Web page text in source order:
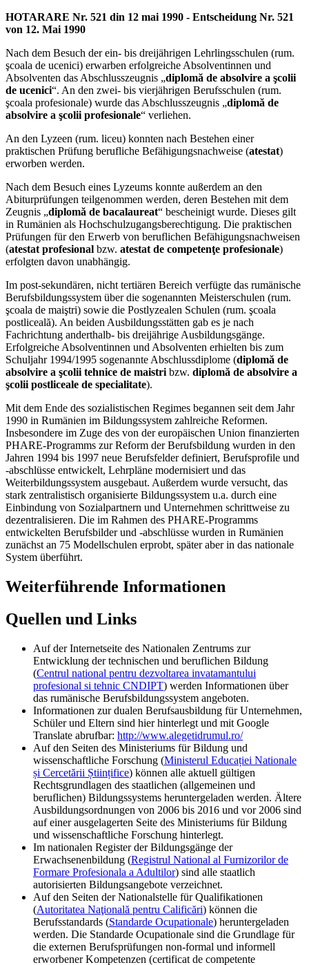
HOTARARE Nr. 521 din 12 mai 1990 - Entscheidung Nr. 521
von 12. Mai 1990
Nach dem Besuch der ein- bis dreijährigen Lehrlingsschulen (rum.
şcoala de ucenici) erwarben erfolgreiche Absolventinnen und
Absolventen das Abschlusszeugnis „diplomă de absolvire a şcolii
de ucenici“. An den zwei- bis vierjährigen Berufsschulen (rum.
şcoala profesionale) wurde das Abschlusszeugnis „diplomă de
absolvire a şcolii profesionale“ verliehen.
An den Lyzeen (rum. liceu) konnten nach Bestehen einer
praktischen Prüfung berufliche Befähigungsnachweise (atestat)
erworben werden.
Nach dem Besuch eines Lyzeums konnte außerdem an den
Abiturprüfungen teilgenommen werden, deren Bestehen mit dem
Zeugnis „diplomă de bacalaureat“ bescheinigt wurde. Dieses gilt
in Rumänien als Hochschulzugangsberechtigung. Die praktischen
Prüfungen für den Erwerb von beruflichen Befähigungsnachweisen
(atestat profesional bzw. atestat de competenţe profesionale)
erfolgten davon unabhängig.
Im post-sekundären, nicht tertiären Bereich verfügte das rumänische
Berufsbildungssystem über die sogenannten Meisterschulen (rum.
şcoala de maiştri) sowie die Postlyzealen Schulen (rum. şcoala
postliceală). An beiden Ausbildungsstätten gab es je nach
Fachrichtung anderthalb- bis dreijährige Ausbildungsgänge.
Erfolgreiche Absolventinnen und Absolventen erhielten bis zum
Schuljahr 1994/1995 sogenannte Abschlussdiplome (diplomă de
absolvire a şcolii tehnice de maistri bzw. diplomă de absolvire a
şcolii postliceale de specialitate).
Mit dem Ende des sozialistischen Regimes begannen seit dem Jahr
1990 in Rumänien im Bildungssystem zahlreiche Reformen.
Insbesondere im Zuge des von der europäischen Union finanzierten
PHARE-Programms zur Reform der Berufsbildung wurden in den
Jahren 1994 bis 1997 neue Berufsfelder definiert, Berufsprofile und
-abschlüsse entwickelt, Lehrpläne modernisiert und das
Weiterbildungssystem ausgebaut. Außerdem wurde versucht, das
stark zentralistisch organisierte Bildungssystem u.a. durch eine
Einbindung von Sozialpartnern und Unternehmen schrittweise zu
dezentralisieren. Die im Rahmen des PHARE-Programms
entwickelten Berufsbilder und -abschlüsse wurden in Rumänien
zunächst an 75 Modellschulen erprobt, später aber in das nationale
System überführt.
Weiterführende Informationen
Quellen und Links
Auf der Internetseite des Nationalen Zentrums zur
Entwicklung der technischen und beruflichen Bildung
(Centrul national pentru dezvoltarea invatamantului
profesional si tehnic CNDIPT) werden Informationen über
das rumänische Berufsbildungssystem angeboten.
Informationen zur dualen Berufsausbildung für Unternehmen,
Schüler und Eltern sind hier hinterlegt und mit Google
Translate abrufbar: http://www.alegetidrumul.ro/
Auf den Seiten des Ministeriums für Bildung und
wissenschaftliche Forschung (Ministerul Educației Nationale
și Cercetării Științifice) können alle aktuell gültigen
Rechtsgrundlagen des staatlichen (allgemeinen und
beruflichen) Bildungssystems heruntergeladen werden. Ältere
Ausbildungsordnungen von 2006 bis 2016 und vor 2006 sind
auf einer ausgelagerten Seite des Ministeriums für Bildung
und wissenschaftliche Forschung hinterlegt.
Im nationalen Register der Bildungsgänge der
Erwachsenenbildung (Registrul National al Furnizorilor de
Formare Profesionala a Adultilor) sind alle staatlich
autorisierten Bildungsangebote verzeichnet.
Auf den Seiten der Nationalstelle für Qualifikationen
(Autoritatea Naţională pentru Calificări) können die
Berufsstandards (Standarde Ocupationale) heruntergeladen
werden. Die Standarde Ocupationale sind die Grundlage für
die externen Berufsprüfungen non-formal und informell
erworbener Kompetenzen (certificat de competente